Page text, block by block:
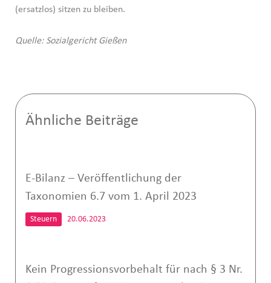
(ersatzlos) sitzen zu bleiben.
Quelle: Sozialgericht Gießen
Ähnliche Beiträge
E-Bilanz – Veröffentlichung der
Taxonomien 6.7 vom 1. April 2023
Steuern 20.06.2023
Kein Progressionsvorbehalt für nach § 3 Nr.